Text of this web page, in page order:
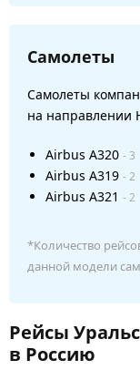
Самолеты
Самолеты
на направлении
Airbus A320 - 3
Airbus A319 - 2
Airbus A321 - 2
*Количество
данной модели
Рейсы
в Россию